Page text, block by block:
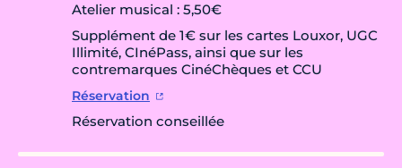
Atelier musical : 5,50€
Supplément de 1€ sur les cartes Louxor, UGC
Illimité, CInéPass, ainsi que sur les
contremarques CinéChèques et CCU
Réservation
Réservation conseillée